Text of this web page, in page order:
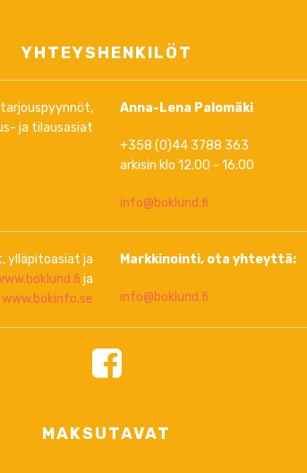
YHTEYSHENKILÖT
ja tilausasiat
Anna-Lena Palomäki
+358 (0)44 3788 363
arkisin klo 12.00 - 16.00
info@boklund.fi
ylläpitoasiat ja
ja
www.bokinfo.se
Markkinointi, ota yhteyttä:
info@boklund.fi
MAKSUTAVAT